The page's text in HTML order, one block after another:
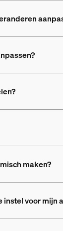
maken?
voor mijn